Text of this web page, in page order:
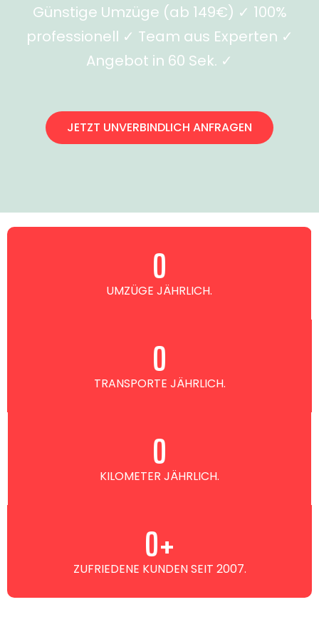
Günstige Umzüge (ab 149€) ✓ 100%
professionell ✓ Team aus Experten ✓
Angebot in 60 Sek. ✓
JETZT UNVERBINDLICH ANFRAGEN
UMZÜGE JÄHRLICH.
0
TRANSPORTE JÄHRLICH.
0
KILOMETER JÄHRLICH.
0
ZUFRIEDENE KUNDEN SEIT 2007.
0+